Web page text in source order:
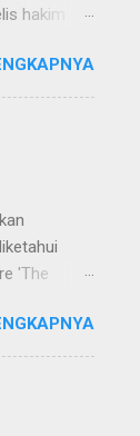
hakim
pidana.
dasar
hal
'The
Pak Cik
Namun,